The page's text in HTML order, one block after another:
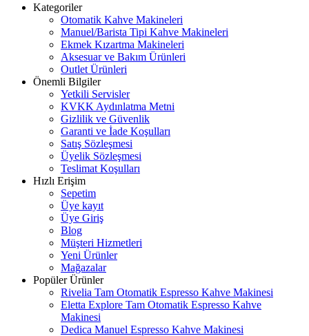
Kategoriler
Otomatik Kahve Makineleri
Manuel/Barista Tipi Kahve Makineleri
Ekmek Kızartma Makineleri
Aksesuar ve Bakım Ürünleri
Outlet Ürünleri
Önemli Bilgiler
Yetkili Servisler
KVKK Aydınlatma Metni
Gizlilik ve Güvenlik
Garanti ve İade Koşulları
Satış Sözleşmesi
Üyelik Sözleşmesi
Teslimat Koşulları
Hızlı Erişim
Sepetim
Üye kayıt
Üye Giriş
Blog
Müşteri Hizmetleri
Yeni Ürünler
Mağazalar
Popüler Ürünler
Rivelia Tam Otomatik Espresso Kahve Makinesi
Eletta Explore Tam Otomatik Espresso Kahve
Makinesi
Dedica Manuel Espresso Kahve Makinesi